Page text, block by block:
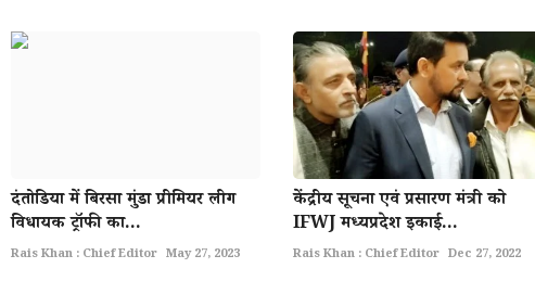
दंतोडिया में बिरसा मुंडा प्रीमियर लीग
विधायक ट्रॉफी का...
Rais Khan : Chief Editor May 27, 2023
केंद्रीय सूचना एवं प्रसारण मंत्री को
IFWJ मध्यप्रदेश इकाई...
Rais Khan : Chief Editor Dec 27, 2022